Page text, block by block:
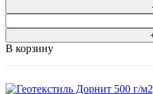
В корзину